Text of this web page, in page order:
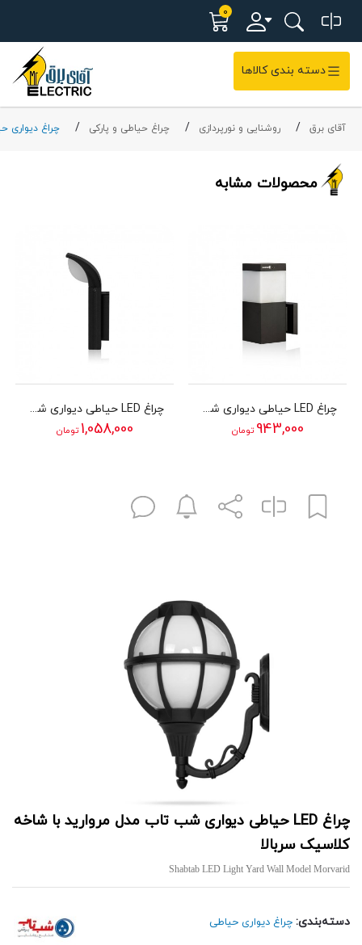
0
دسته بندی کالاها
آقای برق روشنایی و نورپردازی چراغ حیاطی و پارکی چراغ دیواری
محصولات مشابه
چراغ LED حیاطی دیواری شب تاب مدل تارا
943,000 تومان
چراغ LED حیاطی دیواری شب تاب مدل کیان
1,058,000 تومان
چراغ LED حیاطی دیواری شب تاب مدل مروارید با شاخه
کلاسیک سربالا
Shabtab LED Light Yard Wall Model Morvarid
دسته‌بندی: چراغ دیواری حیاطی